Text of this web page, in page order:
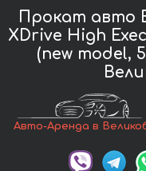
Прокат авто
XDrive High
(new model,
Авто-Аренда в